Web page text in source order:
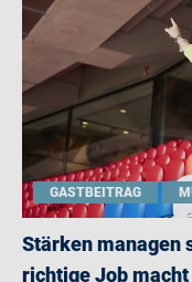
GASTBEITRAG
Stärken managen
richtige Job